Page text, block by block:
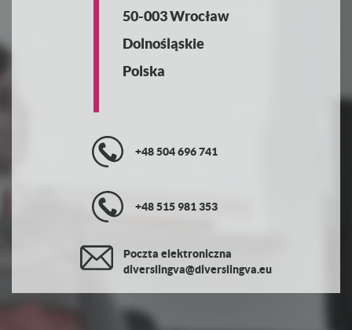
50-003 Wrocław
Dolnośląskie
Polska
+48 504 696 741
+48 515 981 353
Poczta elektroniczna
diverslingva@diverslingva.eu